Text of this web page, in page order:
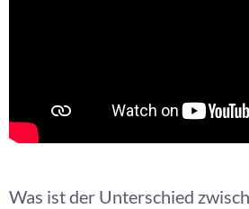
Was ist der Unterschied